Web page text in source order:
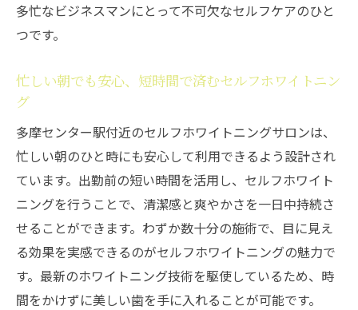
多忙なビジネスマンにとって不可欠なセルフケアのひと
つです。
忙しい朝でも安心、短時間で済むセルフホワイトニン
グ
多摩センター駅付近のセルフホワイトニングサロンは、
忙しい朝のひと時にも安心して利用できるよう設計され
ています。出勤前の短い時間を活用し、セルフホワイト
ニングを行うことで、清潔感と爽やかさを一日中持続さ
せることができます。わずか数十分の施術で、目に見え
る効果を実感できるのがセルフホワイトニングの魅力で
す。最新のホワイトニング技術を駆使しているため、時
間をかけずに美しい歯を手に入れることが可能です。